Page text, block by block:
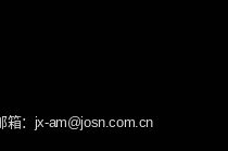
箱：jx-am@josn.com.cn